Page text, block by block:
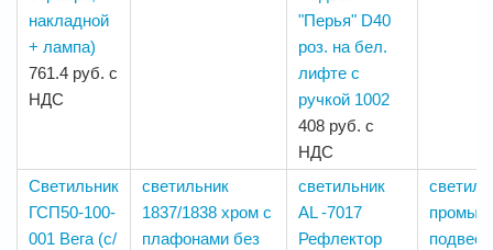
накладной
+ лампа)
761.4 руб. с
НДС
"Перья" D40
роз. на бел.
лифте с
ручкой 1002
408 руб. с
НДС
Светильник
ГСП50-100-
001 Вега (с/
светильник
1837/1838 хром с
плафонами без
светильник
AL -7017
Рефлектор